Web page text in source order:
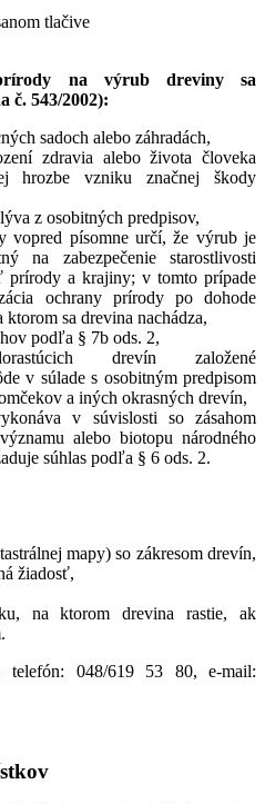
tlačive
na výrub dreviny sa
č. 543/2002):
sadoch alebo záhradách,
zdravia alebo života človeka
hrozbe vzniku značnej škody
z osobitných predpisov,
vopred písomne určí, že výrub je
na zabezpečenie starostlivosti
prírody a krajiny; v tomto prípade
ochrany prírody po dohode
sa drevina nachádza,
podľa § 7b ods. 2,
drevín založené
v súlade s osobitným predpisom
a iných okrasných drevín,
v súvislosti so zásahom
alebo biotopu národného
súhlas podľa § 6 ods. 2.
mapy) so zákresom drevín,
žiadosť,
na ktorom drevina rastie, ak
telefón: 048/619 53 80, e-mail: